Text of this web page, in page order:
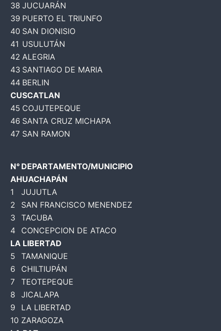
38 JUCUARÁN
39 PUERTO EL TRIUNFO
40 SAN DIONISIO
41 USULUTÁN
42 ALEGRIA
43 SANTIAGO DE MARIA
44 BERLIN
CUSCATLAN
45 COJUTEPEQUE
46 SANTA CRUZ MICHAPA
47 SAN RAMON
N° DEPARTAMENTO/MUNICIPIO
AHUACHAPÁN
1
JUJUTLA
2
SAN FRANCISCO MENENDEZ
3
TACUBA
4
CONCEPCION DE ATACO
LA LIBERTAD
5
TAMANIQUE
6
CHILTIUPÁN
7
TEOTEPEQUE
8
JICALAPA
9
LA LIBERTAD
10 ZARAGOZA